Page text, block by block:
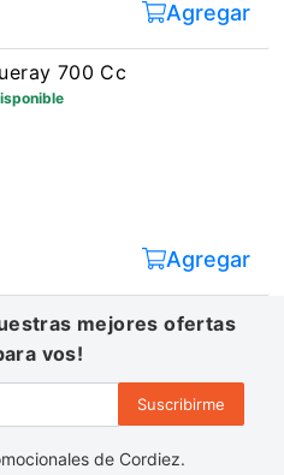
Agregar
700 Cc
Agregar
mejores ofertas
vos!
Suscribirme
de Cordiez.